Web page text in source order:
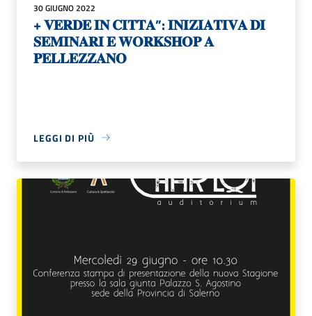
30 GIUGNO 2022
+ 𝐕𝐄𝐑𝐃𝐄 𝐈𝐍 𝐂𝐈𝐓𝐓𝐀”: 𝐈𝐍𝐈𝐙𝐈𝐀𝐓𝐈𝐕𝐀 𝐃𝐈
𝐒𝐄𝐌𝐈𝐍𝐀𝐑𝐈 𝐄 𝐖𝐎𝐑𝐊𝐒𝐇𝐎𝐏 𝐀
𝐏𝐄𝐋𝐋𝐄𝐙𝐙𝐀𝐍𝐎
LEGGI DI PIÙ